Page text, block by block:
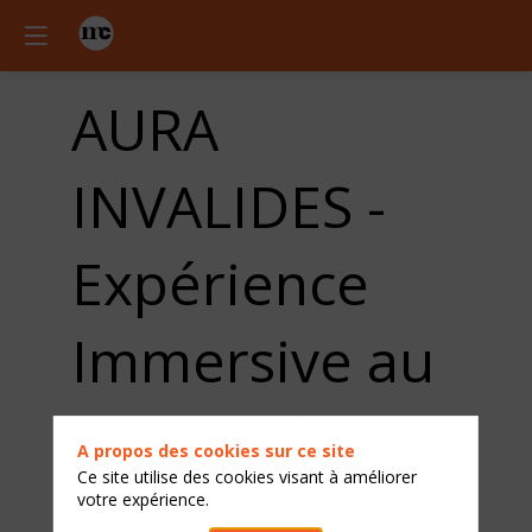
AURA
INVALIDES -
Expérience
Immersive au
service du
patrimoine
A propos des cookies sur ce site
Ce site utilise des cookies visant à améliorer
votre expérience.